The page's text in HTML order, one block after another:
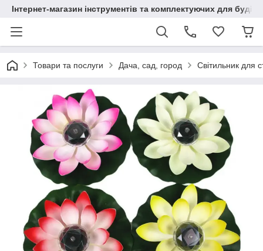
Інтернет-магазин інструментів та комплектуючих для
Товари та послуги Дача, сад, город Світильник для